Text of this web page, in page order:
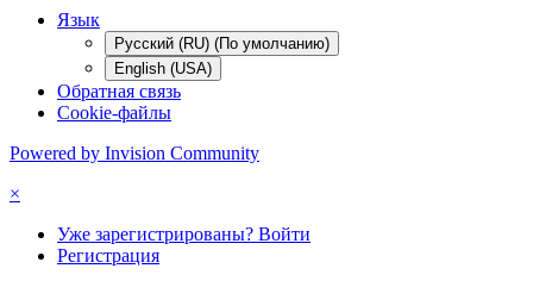
Язык
Русский (RU) (По умолчанию)
English (USA)
Обратная связь
Cookie-файлы
Powered by Invision Community
×
Уже зарегистрированы? Войти
Регистрация